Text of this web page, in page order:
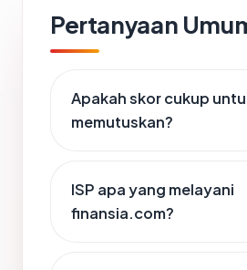
Pertanyaan
Apakah skor cukup
memutuskan?
ISP apa yang melayani
finansia.com?